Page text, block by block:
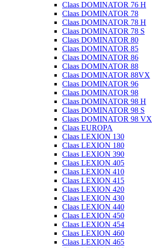
Claas DOMINATOR 76 H
Claas DOMINATOR 78
Claas DOMINATOR 78 H
Claas DOMINATOR 78 S
Claas DOMINATOR 80
Claas DOMINATOR 85
Claas DOMINATOR 86
Claas DOMINATOR 88
Claas DOMINATOR 88VX
Claas DOMINATOR 96
Claas DOMINATOR 98
Claas DOMINATOR 98 H
Claas DOMINATOR 98 S
Claas DOMINATOR 98 VX
Claas EUROPA
Claas LEXION 130
Claas LEXION 180
Claas LEXION 390
Claas LEXION 405
Claas LEXION 410
Claas LEXION 415
Claas LEXION 420
Claas LEXION 430
Claas LEXION 440
Claas LEXION 450
Claas LEXION 454
Claas LEXION 460
Claas LEXION 465